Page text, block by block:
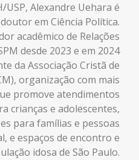
USP, Alexandre Uehara é
em Ciência Política.
acadêmico de Relações
desde 2023 e em 2024
da Associação Cristã de
organização com mais
promove atendimentos
crianças e adolescentes,
para famílias e pessoas
e espaços de encontro e
idosa de São Paulo.